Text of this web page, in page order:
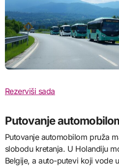
Rezerviši sada
Putovanje
Putovanje automobilom pruža
slobodu kretanja. U Holandiju
Belgije, a auto-putevi koji vode